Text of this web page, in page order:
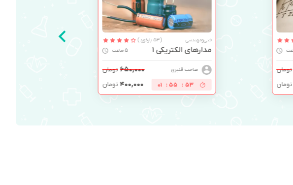
تومان
تومان
فنی‌ومهندسی (53 بازخورد)
مدارهای الکتریکی 1 5 ساعت
صاحب قنبری ۶۵۰,۰۰۰ تومان
53
:
55
:
01 ۴۰۰,۰۰۰ تومان